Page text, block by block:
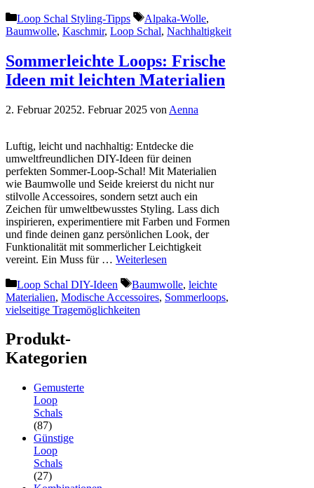
Kategorien
Loop Schal Styling-Tipps Schlagwörter
Alpaka-Wolle,
Baumwolle, Kaschmir, Loop Schal, Nachhaltigkeit
Sommerleichte Loops: Frische
Ideen mit leichten Materialien
2. Februar 20252. Februar 2025 von Aenna
Luftig, leicht und nachhaltig: Entdecke die
umweltfreundlichen DIY-Ideen für deinen
perfekten Sommer-Loop-Schal! Mit Materialien
wie Baumwolle und Seide kreierst du nicht nur
stilvolle Accessoires, sondern setzt auch ein
Zeichen für umweltbewusstes Styling. Lass dich
inspirieren, experimentiere mit Farben und Formen
und finde deinen ganz persönlichen Look, der
Funktionalität mit sommerlicher Leichtigkeit
vereint. Ein Muss für … Weiterlesen
Kategorien
Loop Schal DIY-Ideen Schlagwörter
Baumwolle, leichte
Materialien, Modische Accessoires, Sommerloops,
vielseitige Tragemöglichkeiten
Produkt-
Kategorien
Gemusterte
Loop
Schals
(87)
Günstige
Loop
Schals
(27)